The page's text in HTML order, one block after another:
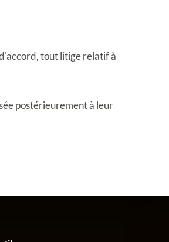
tout litige relatif à
postérieurement à leur